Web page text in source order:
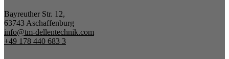
Bayreuther Str. 12,
63743 Aschaffenburg
info@tm-dellentechnik.com
+49 178 440 683 3